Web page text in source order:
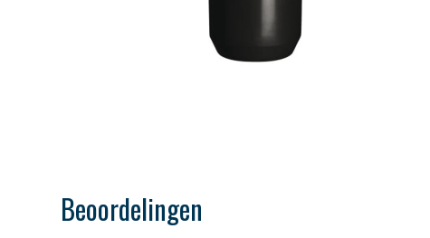
Beoordelingen